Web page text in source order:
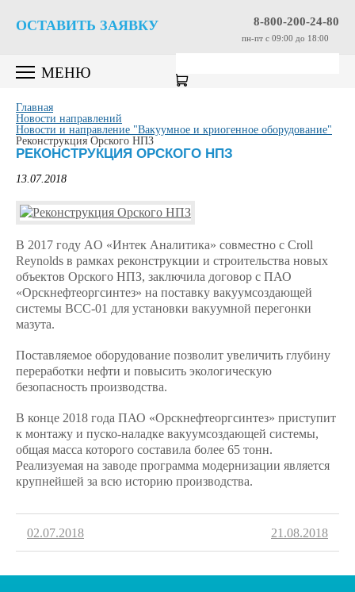
8-800-200-24-80
пн-пт c 09:00 до 18:00
ОСТАВИТЬ ЗАЯВКУ
МЕНЮ
Главная
Новости направлений
Новости и направление "Вакуумное и криогенное оборудование"
Реконструкция Орского НПЗ
РЕКОНСТРУКЦИЯ ОРСКОГО НПЗ
13.07.2018
В 2017 году АO «Интек Аналитика» совместно с Croll
Reynolds в рамках реконструкции и строительства новых
объектов Орского НПЗ, заключила договор с ПАО
«Орскнефтеоргсинтез» на поставку вакуумсоздающей
системы ВСС-01 для установки вакуумной перегонки
мазута.
Поставляемое оборудование позволит увеличить глубину
переработки нефти и повысить экологическую
безопасность производства.
В конце 2018 года ПАО «Орскнефтеоргсинтез» приступит
к монтажу и пуско-наладке вакуумсоздающей системы,
общая масса которого составила более 65 тонн.
Реализуемая на заводе программа модернизации является
крупнейшей за всю историю производства.
02.07.2018 21.08.2018